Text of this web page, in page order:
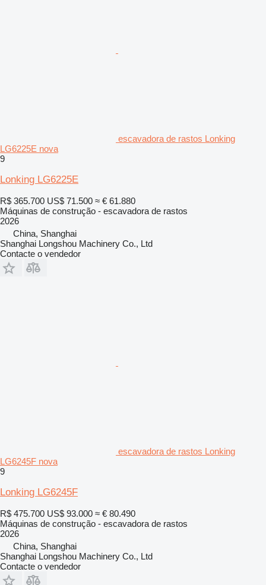
escavadora de rastos Lonking
LG6225E nova
9
Lonking LG6225E
R$ 365.700 US$ 71.500 ≈ € 61.880
Máquinas de construção - escavadora de rastos
2026
China, Shanghai
Shanghai Longshou Machinery Co., Ltd
Contacte o vendedor
escavadora de rastos Lonking
LG6245F nova
9
Lonking LG6245F
R$ 475.700 US$ 93.000 ≈ € 80.490
Máquinas de construção - escavadora de rastos
2026
China, Shanghai
Shanghai Longshou Machinery Co., Ltd
Contacte o vendedor